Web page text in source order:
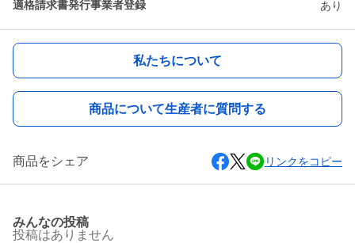
適格請求書発行事業者登録 あり
私たちについて
商品について生産者に質問する
商品をシェア リンクをコピー
みんなの投稿
投稿はありません